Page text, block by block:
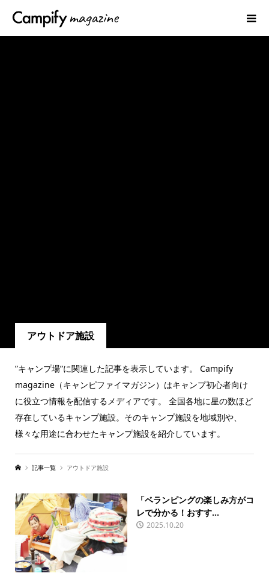
アウトドア施設
”キャンプ場”に関連した記事を表示しています。 Campify
magazine（キャンピファイマガジン）はキャンプ初心者向け
に役立つ情報を配信するメディアです。 全国各地に星の数ほど
存在しているキャンプ施設。そのキャンプ施設を地域別や、
様々な用途に合わせたキャンプ施設を紹介しています。
記事一覧 アウトドア施設
「ベランピングの楽しみ方がコ
レで分かる！おすす...
2025.10.20